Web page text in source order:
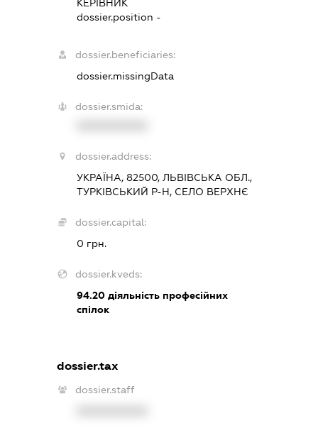
КЕРІВНИК
dossier.position -
dossier.beneficiaries:
dossier.missingData
dossier.smida:
dossier.address:
УКРАЇНА, 82500, ЛЬВІВСЬКА ОБЛ.,
ТУРКІВСЬКИЙ Р-Н, СЕЛО ВЕРХНЄ
dossier.capital:
0 грн.
dossier.kveds:
94.20діяльність професійних
спілок
dossier.tax
dossier.staff